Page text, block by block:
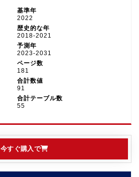
基準年
2022
歴史的な年
2018-2021
予測年
2023-2031
ページ数
181
合計数値
91
合計テーブル数
55
今すぐ購入で